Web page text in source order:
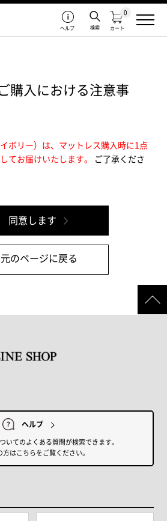
カート
0
検索
ヘルプ
購入における注意事
ボリー）は、マットレス購入時に1点
てお届けいたします。
ご了承くださ
元のページに戻る
ヘルプ
いてのよくある質問が検索できます。
方はこちらをご覧ください。